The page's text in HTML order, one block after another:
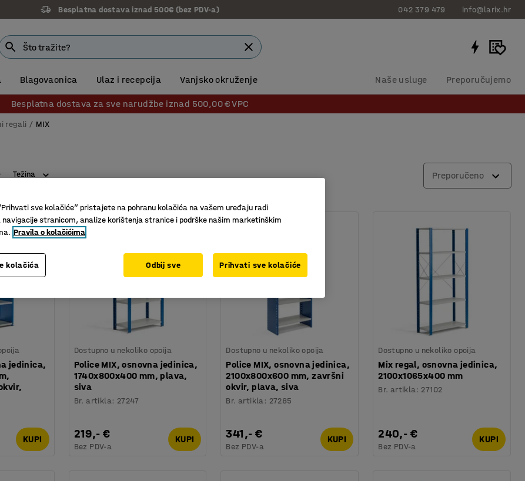
Besplatna dostava iznad 500€ (bez PDV-a) 042 379 479 info@larix.hr
Blagovaonica Ulaz i recepcija Vanjsko okruženje Naše usluge Preporučujemo
Besplatna dostava za sve narudžbe iznad 500,00 € VPC
regali MIX
Težina Preporučeno
jedinica,
KUPI
Dostupno u nekoliko opcija
Police MIX, osnovna jedinica,
1740x800x400 mm, plava,
siva
Br. artikla: 27247
219,- €
Bez PDV-a
KUPI
Dostupno u nekoliko opcija
Police MIX, osnovna jedinica,
2100x800x600 mm, završni
okvir, plava, siva
Br. artikla: 27285
341,- €
Bez PDV-a
KUPI
Dostupno u nekoliko opcija
Mix regal, osnovna jedinica,
2100x1065x400 mm
Br. artikla: 27102
240,- €
Bez PDV-a
KUPI
sve kolačiće” pristajete na pohranu kolačića na vašem uređaju radi
navigacije stranicom, analize korištenja stranice i podrške našim marketinškim
Pravila o kolačićima
kolačića Odbij sve Prihvati sve kolačiće